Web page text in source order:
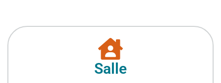
Salle